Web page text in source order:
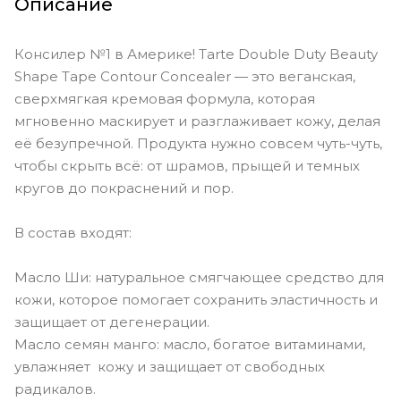
Описание
Консилер №1 в Америке! Tarte Double Duty Beauty
Shape Tape Contour Concealer — это веганская,
сверхмягкая кремовая формула, которая
мгновенно маскирует и разглаживает кожу, делая
её безупречной. Продукта нужно совсем чуть-чуть,
чтобы скрыть всё: от шрамов, прыщей и темных
кругов до покраснений и пор.
В состав входят:
Масло Ши: натуральное смягчающее средство для
кожи, которое помогает сохранить эластичность и
защищает от дегенерации.
Масло семян манго: масло, богатое витаминами,
увлажняет кожу и защищает от свободных
радикалов.